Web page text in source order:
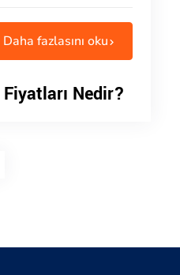
Daha fazlasını oku
Nedir?